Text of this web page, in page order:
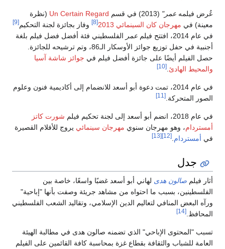
عُرض فيلمه عمر" (2013) في قسم Un Certain Regard (نظرة
معينة) في مهرجان كان السينمائي 2013 [8] وفاز بجائزة لجنة التحكيم[9]
في عام 2014، افتتح فيلم عمر الفلسطيني فئة أفضل فضل فيلم بلغة
أجنبية في حفل توزيع جوائز الأوسكار الـ86، وتم ترشيحه للجائزة.
حصل الفيلم أيضًا على جائزة أفضل فيلم في جوائز شاشة آسيا
والمحيط الهادئ [10]
في عام 2014، تمت دعوة أبو أسعد للانضمام إلى أكاديمية فنون وعلوم
الصور المتحركة. [11]
في عام 2018، انضم أبو أسعد إلى لجنة تحكيم فيلم
شورت كاتز
أمستردام، وهو مهرجان سنوي مهرجان سينمائي يروج للأفلام القصيرة
في أمستردام [12]
[13]
جدل
أثار فيلم صالون هدى لهاني أبو أسعد غضبًا واسعًا، خاصة بين
الفلسطينين، بسبب ما احتواه من مشاهد جريئة وصفت بأنها "إباحية"
ورآه البعض المنافي لتعاليم الدين الإسلامي، وتقاليد الشعب الفلسطيني
المحافظ. [14]
تسبب "المحتوى الإباحي" الذي تضمنه صالون هدى في مطالبة الهيئة
العامة للشباب والثقافة بقطاع غزة بمحاسبة كافة القائمين على الفيلم